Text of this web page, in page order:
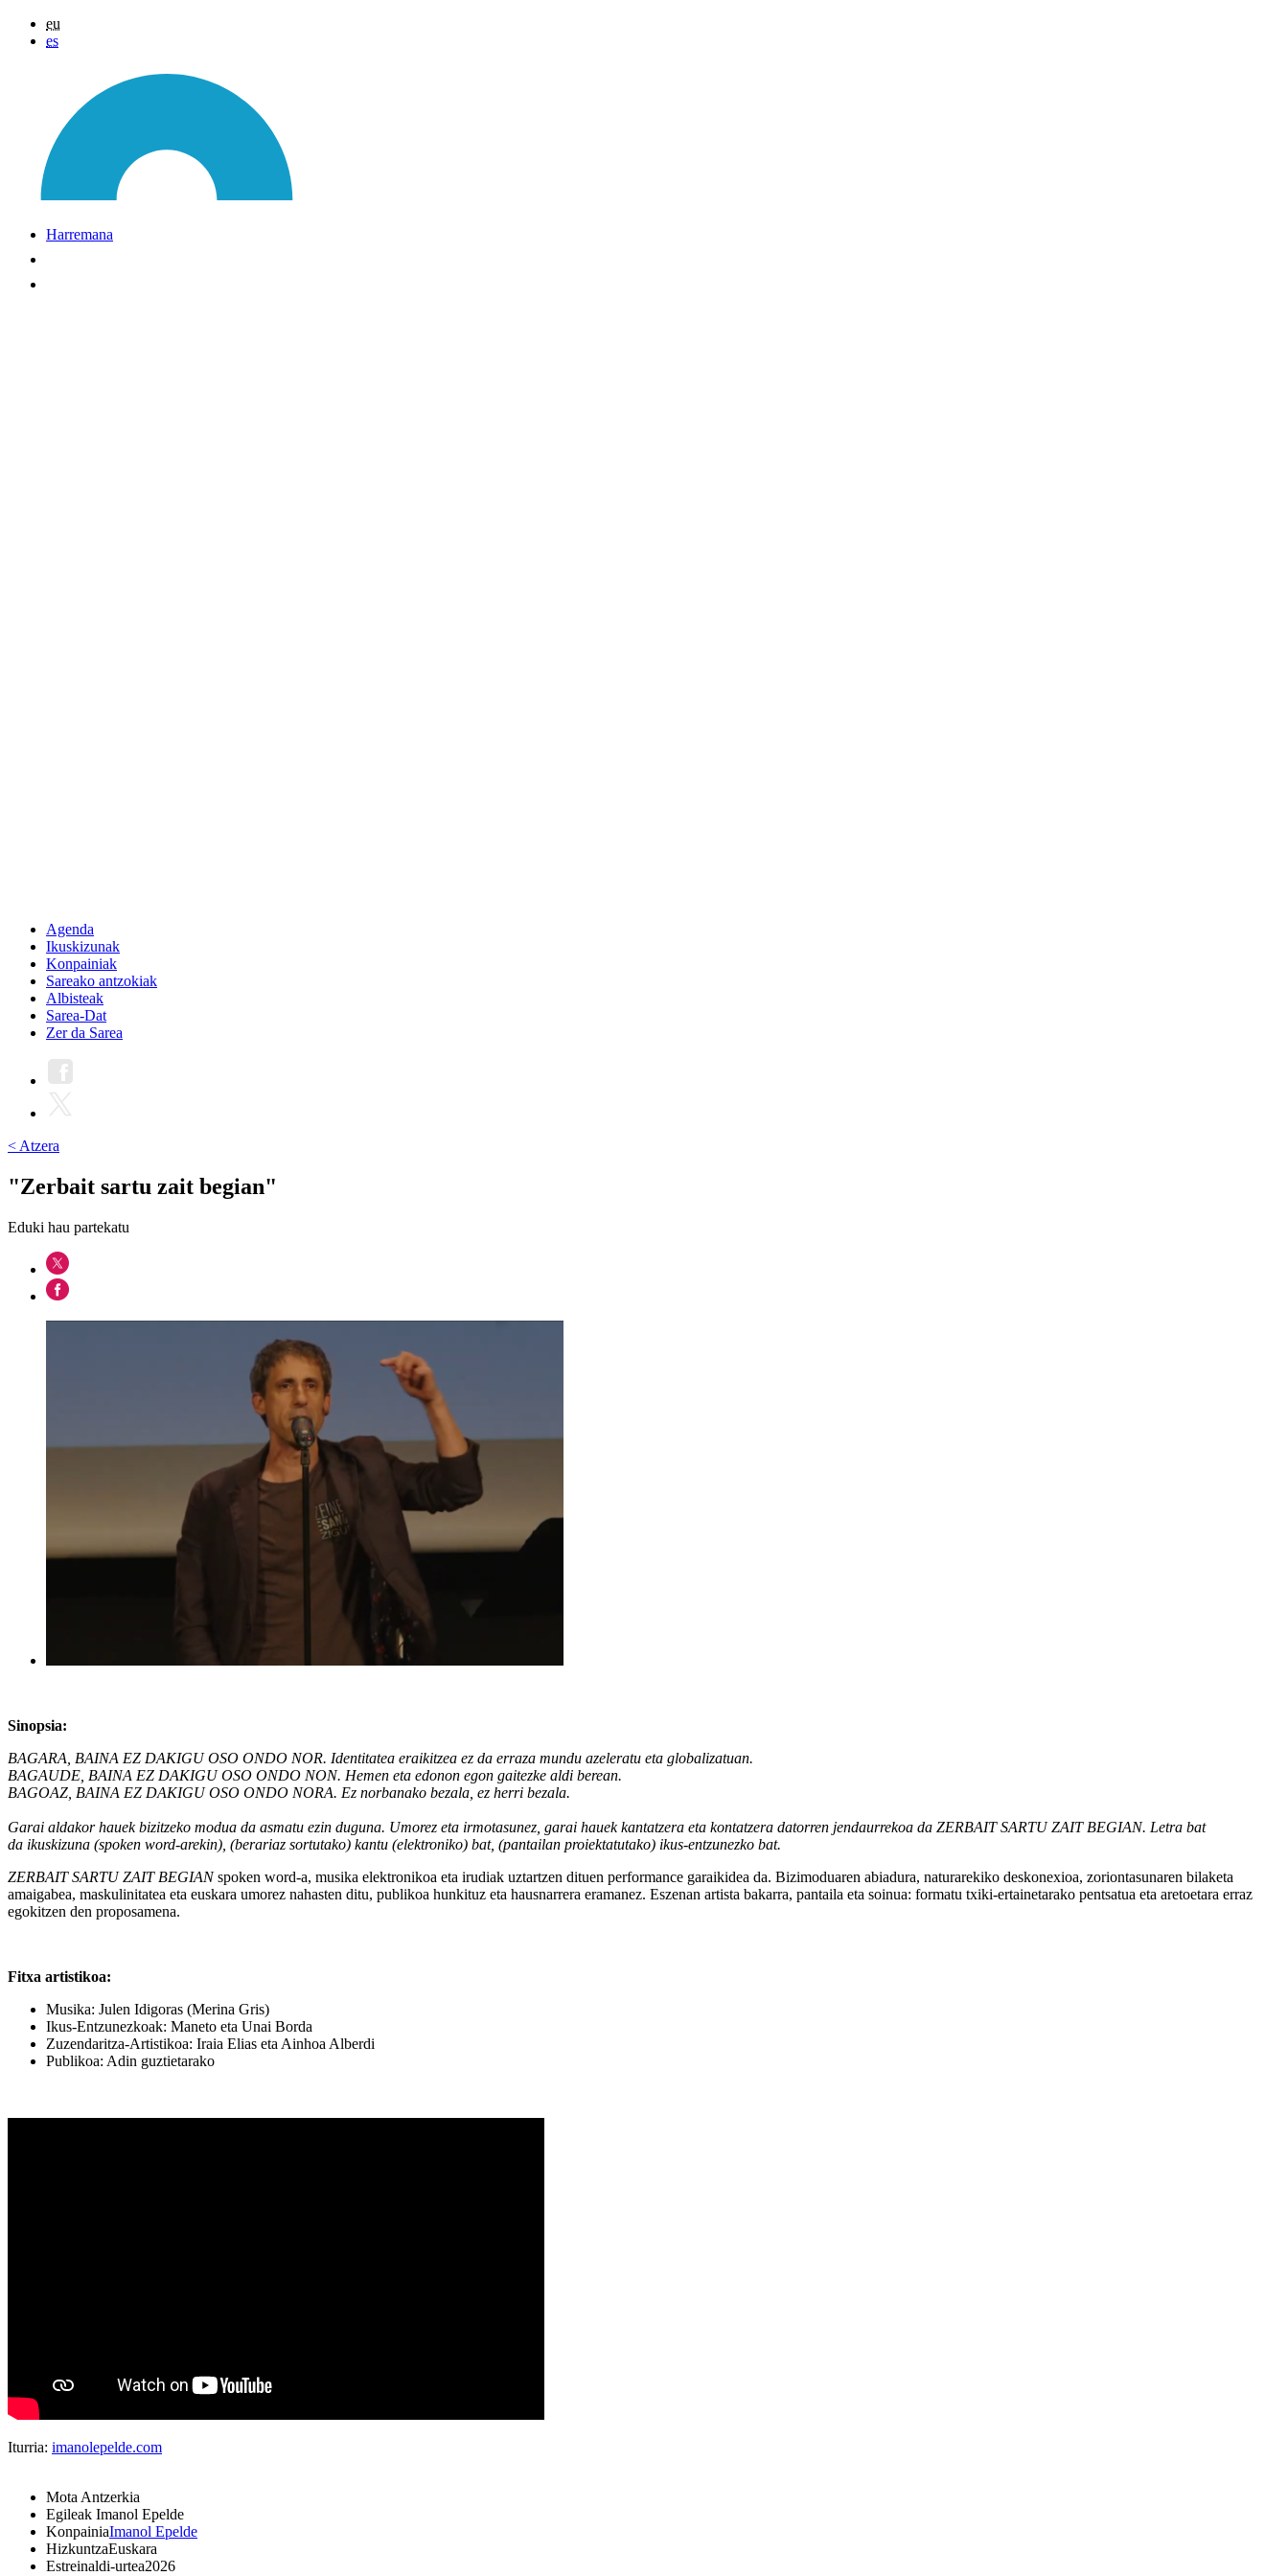
eu
es
Harremana
Agenda
Ikuskizunak
Konpainiak
Sareako antzokiak
Albisteak
Sarea-Dat
Zer da Sarea
< Atzera
"Zerbait sartu zait begian"
Eduki hau partekatu
Sinopsia:
BAGARA, BAINA EZ DAKIGU OSO ONDO NOR. Identitatea eraikitzea ez da erraza mundu azeleratu eta globalizatuan.
BAGAUDE, BAINA EZ DAKIGU OSO ONDO NON. Hemen eta edonon egon gaitezke aldi berean.
BAGOAZ, BAINA EZ DAKIGU OSO ONDO NORA. Ez norbanako bezala, ez herri bezala.
Garai aldakor hauek bizitzeko modua da asmatu ezin duguna. Umorez eta irmotasunez, garai hauek kantatzera eta kontatzera datorren jendaurrekoa da ZERBAIT SARTU ZAIT BEGIAN. Letra bat
da ikuskizuna (spoken word-arekin), (berariaz sortutako) kantu (elektroniko) bat, (pantailan proiektatutako) ikus-entzunezko bat.
ZERBAIT SARTU ZAIT BEGIANspoken word-a, musika elektronikoa eta irudiak uztartzen dituen performance garaikidea da. Bizimoduaren abiadura, naturarekiko deskonexioa, zoriontasunaren bilaketa
amaigabea, maskulinitatea eta euskara umorez nahasten ditu, publikoa hunkituz eta hausnarrera eramanez. Eszenan artista bakarra, pantaila eta soinua: formatu txiki-ertainetarako pentsatua eta aretoetara erraz
egokitzen den proposamena.
Fitxa artistikoa:
Musika: Julen Idigoras (Merina Gris)
Ikus-Entzunezkoak: Maneto eta Unai Borda
Zuzendaritza-Artistikoa: Iraia Elias eta Ainhoa Alberdi
Publikoa: Adin guztietarako
Iturria: imanolepelde.com
Mota Antzerkia
Egileak Imanol Epelde
KonpainiaImanol Epelde
HizkuntzaEuskara
Estreinaldi-urtea2026